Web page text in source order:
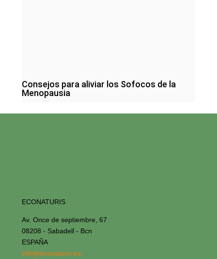
Consejos para aliviar los Sofocos de la
Menopausia
ECONATURIS
Av. Once de septiembre, 67
08208 - Sabadell - Bcn
ESPAÑA
info@econaturis.es